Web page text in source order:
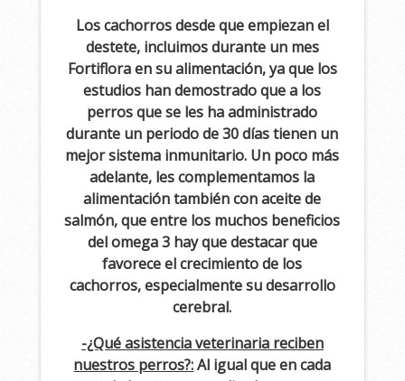
Los cachorros desde que empiezan el
destete, incluimos durante un mes
Fortiflora en su alimentación, ya que los
estudios han demostrado que a los
perros que se les ha administrado
durante un periodo de 30 días tienen un
mejor sistema inmunitario. Un poco más
adelante, les complementamos la
alimentación también con aceite de
salmón, que entre los muchos beneficios
del omega 3 hay que destacar que
favorece el crecimiento de los
cachorros, especialmente su desarrollo
cerebral.
-¿Qué asistencia veterinaria reciben
nuestros perros?:Al igual que en cada